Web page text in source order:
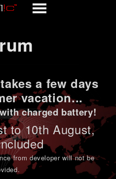
a few days
vacation...
charged battery!
to 10th August,
from developer will not be
.